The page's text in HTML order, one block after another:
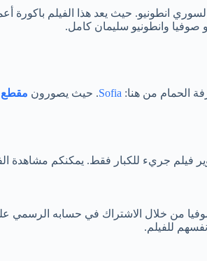
حيث يعد هذا الفيلم باكورة
وانطونيو سليمان كامل.
الحمام من هنا: Sofia. حيث يصورون مقطع
فيلم جريء للكبار فقط. يمكنكم مشاهدة
صوفيا من خلال الاشتراك في حسابه
للفيلم.